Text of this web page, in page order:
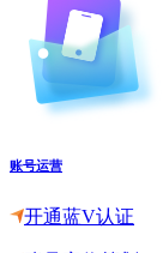
账号运营
开通蓝V认证